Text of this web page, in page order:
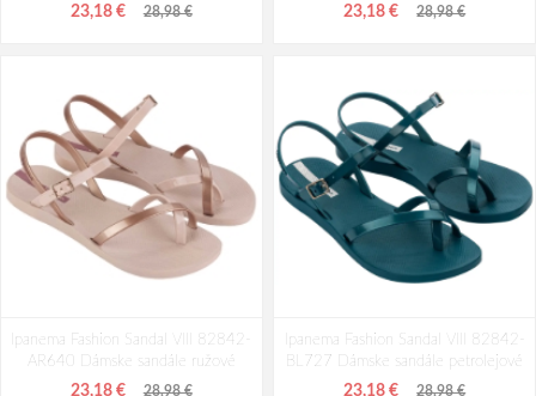
23,18 € 28,98 € 23,18 € 28,98 €
Ipanema Fashion Sandal VIII 82842-
AR640 Dámske sandále ružové
23,18 € 28,98 €
Ipanema Fashion Sandal VIII 82842-
BL727 Dámske sandále petrolejové
23,18 € 28,98 €